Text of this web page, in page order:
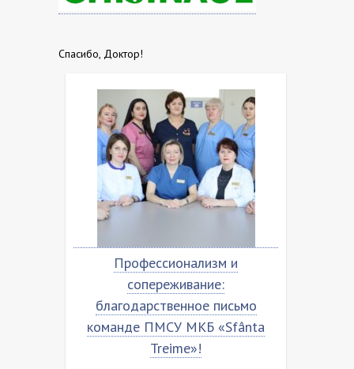
Спасибо, Доктор!
Профессионализм и
сопереживание:
благодарственное письмо
команде ПМСУ МКБ «Sfânta